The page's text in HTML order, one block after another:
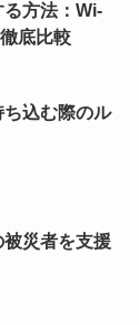
方法：Wi-
底比較
込む際のル
災者を支援